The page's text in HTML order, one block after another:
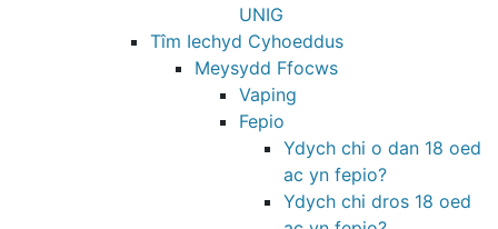
UNIG
Tîm Iechyd Cyhoeddus
Meysydd Ffocws
Vaping
Fepio
Ydych chi o dan 18 oed
ac yn fepio?
Ydych chi dros 18 oed